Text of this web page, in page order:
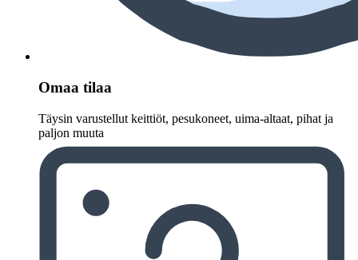
Omaa tilaa
Täysin varustellut keittiöt, pesukoneet, uima-altaat, pihat ja
paljon muuta